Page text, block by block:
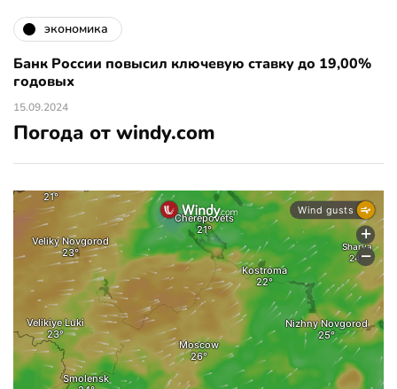
экономика
Банк России повысил ключевую ставку до 19,00%
годовых
15.09.2024
Погода от windy.com